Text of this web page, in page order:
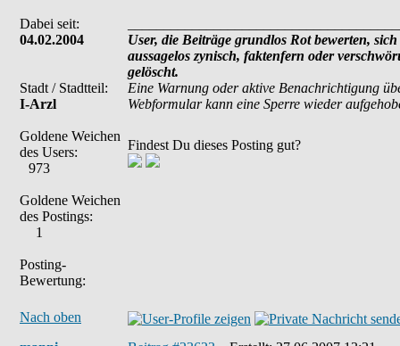
Dabei seit:
04.02.2004
Stadt / Stadtteil:
I-Arzl
Goldene Weichen
des Users:
973
Goldene Weichen
des Postings:
1
Posting-
Bewertung:
User, die Beiträge grundlos Rot bewerten,
aussagelos zynisch, faktenfern oder
gelöscht.
Eine Warnung oder aktive Benachrichtigung
Webformular kann eine Sperre wieder
Findest Du dieses Posting gut?
Nach oben